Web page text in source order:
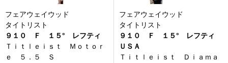
フェアウェイウッド
タイトリスト
９１０ Ｆ １５° レフティ
Ｔｉｔｌｅｉｓｔ Ｍｏｔｏｒ
ｅ ５．５ Ｓ
フェアウェイウッド
タイトリスト
９１０ Ｆ １５° レフティ
ＵＳＡ
Ｔｉｔｌｅｉｓｔ Ｄｉａｍａ